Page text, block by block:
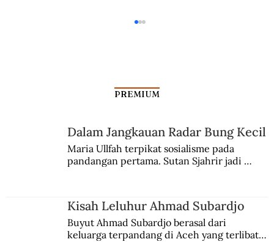
Arnold Mononutu, Putra Minahasa jadi
PREMIUM
Dalam Jangkauan Radar Bung Kecil
Maria Ullfah terpikat sosialisme pada
pandangan pertama. Sutan Sjahrir jadi
Kisah Leluhur Ahmad Subardjo
Buyut Ahmad Subardjo berasal dari
keluarga terpandang di Aceh yang terlibat